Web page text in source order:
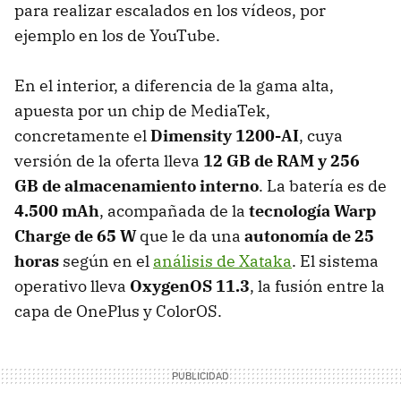
para realizar escalados en los vídeos, por
ejemplo en los de YouTube.
En el interior, a diferencia de la gama alta,
apuesta por un chip de MediaTek,
concretamente elDimensity 1200-AI, cuya
versión de la oferta lleva 12 GB de RAM y 256
GB de almacenamiento interno. La batería es de
4.500 mAh, acompañada de la tecnología Warp
Charge de 65 Wque le da una autonomía de 25
horas según en el análisis de Xataka. El sistema
operativo lleva OxygenOS 11.3, la fusión entre la
capa de OnePlus y ColorOS.